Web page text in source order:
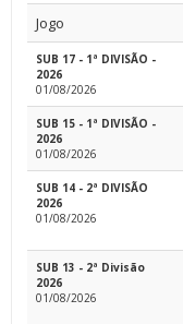
Jogo
SUB 17 - 1ª DIVISÃO -
2026
01/08/2026
SUB 15 - 1ª DIVISÃO -
2026
01/08/2026
SUB 14 - 2ª DIVISÃO
2026
01/08/2026
SUB 13 - 2ª Divisão
2026
01/08/2026